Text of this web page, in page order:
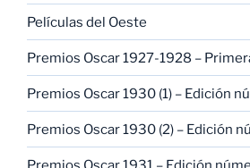
Películas del Oeste
Premios Oscar 1927-1928 –
Premios Oscar 1930 (1) – Edición
Premios Oscar 1930 (2) – Edición